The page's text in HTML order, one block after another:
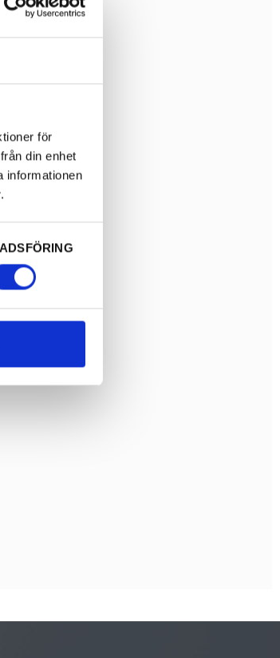
för
din enhet
informationen